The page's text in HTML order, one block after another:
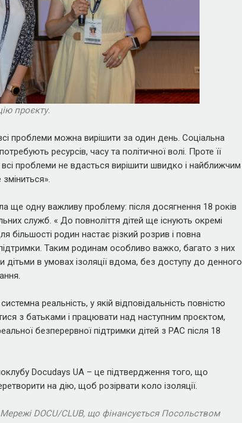
проєкту.
проблеми можна вирішити за один день. Соціальна
ресурсів, часу та політичної волі. Проте її
проблеми не вдасться вирішити швидко і найближчим
ще одну важливу проблему: після досягнення 18 років
служб. « До повноліття дітей ще існують окремі
більшості родин настає різкий розрив і повна
підтримки. Таким родинам особливо важко, багато з них
в умовах ізоляції вдома, без доступу до денного
реальність, у якій відповідальність повністю
з батьками і працювати над наступним проєктом,
безперервної підтримки дітей з РАС після 18
Docudays UA – це підтвердження того, що
на дію, щоб розірвати коло ізоляції.
DOCU/CLUB, що фінансується Посольством